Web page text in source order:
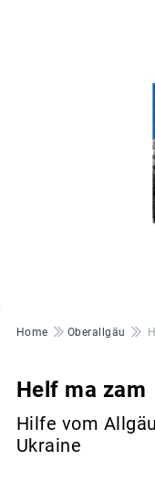
Pfadnavigation
Home Oberallgäu
Helf ma zam
Hilfe vom
Ukraine